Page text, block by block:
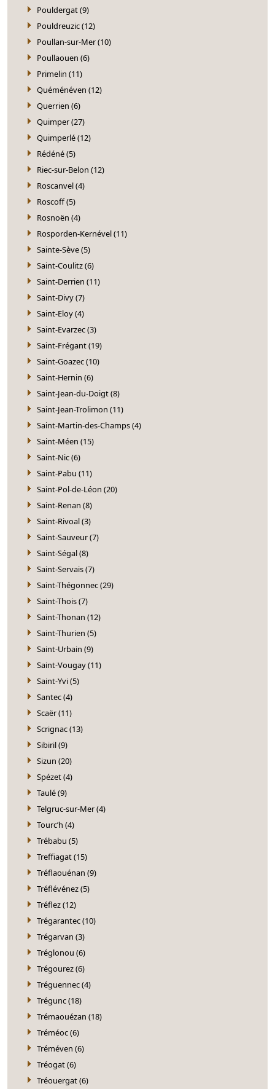
Pouldergat (9)
Pouldreuzic (12)
Poullan-sur-Mer (10)
Poullaouen (6)
Primelin (11)
Quéménéven (12)
Querrien (6)
Quimper (27)
Quimperlé (12)
Rédéné (5)
Riec-sur-Belon (12)
Roscanvel (4)
Roscoff (5)
Rosnoën (4)
Rosporden-Kernével (11)
Sainte-Sève (5)
Saint-Coulitz (6)
Saint-Derrien (11)
Saint-Divy (7)
Saint-Eloy (4)
Saint-Evarzec (3)
Saint-Frégant (19)
Saint-Goazec (10)
Saint-Hernin (6)
Saint-Jean-du-Doigt (8)
Saint-Jean-Trolimon (11)
Saint-Martin-des-Champs (4)
Saint-Méen (15)
Saint-Nic (6)
Saint-Pabu (11)
Saint-Pol-de-Léon (20)
Saint-Renan (8)
Saint-Rivoal (3)
Saint-Sauveur (7)
Saint-Ségal (8)
Saint-Servais (7)
Saint-Thégonnec (29)
Saint-Thois (7)
Saint-Thonan (12)
Saint-Thurien (5)
Saint-Urbain (9)
Saint-Vougay (11)
Saint-Yvi (5)
Santec (4)
Scaër (11)
Scrignac (13)
Sibiril (9)
Sizun (20)
Spézet (4)
Taulé (9)
Telgruc-sur-Mer (4)
Tourc’h (4)
Trébabu (5)
Treffiagat (15)
Tréflaouénan (9)
Tréflévénez (5)
Tréflez (12)
Trégarantec (10)
Trégarvan (3)
Tréglonou (6)
Trégourez (6)
Tréguennec (4)
Trégunc (18)
Trémaouézan (18)
Tréméoc (6)
Tréméven (6)
Tréogat (6)
Tréouergat (6)